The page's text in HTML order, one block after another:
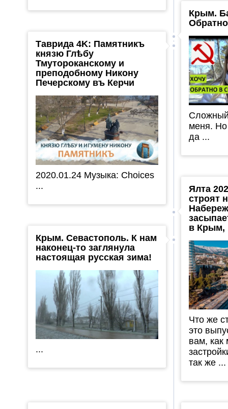
Крым.
меня. Но
да ...
Таврида 4K: Памятникъ
князю Глѣбу
Тмутороканскому и
преподобному Никону
Печерскому въ Керчи
2020.01.24 Музыка: Choices
...
Ялта
строят
в Крым,
Что же
это
вам, как
так же ...
Крым. Севастополь. К нам
наконец-то заглянула
настоящая русская зима!
...